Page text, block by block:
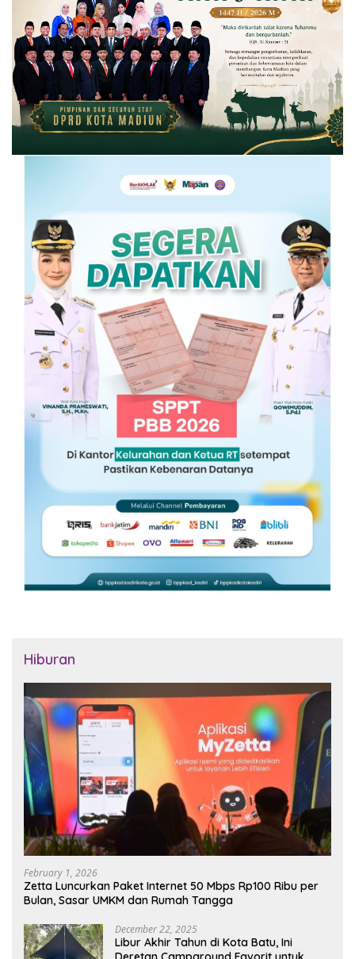
Hiburan
February 1, 2026
Zetta Luncurkan Paket Internet 50 Mbps Rp100 Ribu per
Bulan, Sasar UMKM dan Rumah Tangga
December 22, 2025
Libur Akhir Tahun di Kota Batu, Ini